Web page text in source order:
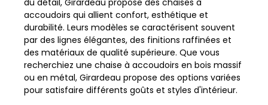
du détail, Girardeau propose des chaises à
accoudoirs qui allient confort, esthétique et
durabilité. Leurs modèles se caractérisent souvent
par des lignes élégantes, des finitions raffinées et
des matériaux de qualité supérieure. Que vous
recherchiez une chaise à accoudoirs en bois massif
ou en métal, Girardeau propose des options variées
pour satisfaire différents goûts et styles d'intérieur.